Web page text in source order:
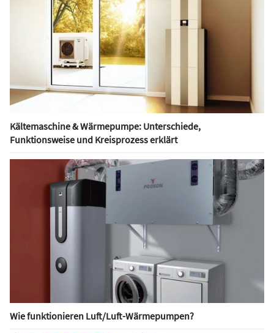
Kältemaschine & Wärmepumpe: Unterschiede,
Funktionsweise und Kreisprozess erklärt
Wie funktionieren Luft/Luft-Wärmepumpen?